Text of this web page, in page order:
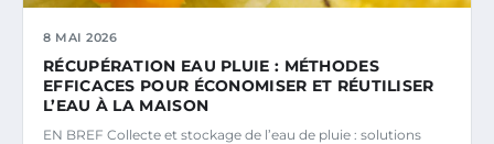
8 MAI 2026
RÉCUPÉRATION EAU PLUIE : MÉTHODES
EFFICACES POUR ÉCONOMISER ET RÉUTILISER
L’EAU À LA MAISON
EN BREF Collecte et stockage de l’eau de pluie : solutions